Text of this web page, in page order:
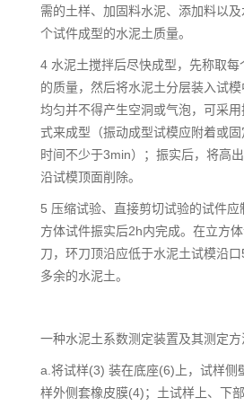
需的土样、加固料水泥、添加料以
个试件成型的水泥土质量。
4 水泥土搅拌后尽快成型，先称取每
的质量，然后将水泥土分层装入试
均匀并不得产生空洞或气泡，可采
式来成型（振动成型试模应附着或
时间不少于3min）；振实后，将高
沿试模顶面削除。
5 压缩试验、直接剪切试验的试件应
方体试件振实后2h内完成。在立方
刀，环刀顶沿应低于水泥土试模沿
多余的水泥土。
一种水泥土系数测定装置及其测定方
a.将试样(3) 装在底座(6)上，试样侧
样外侧套橡皮膜(4)；土试样上、下部